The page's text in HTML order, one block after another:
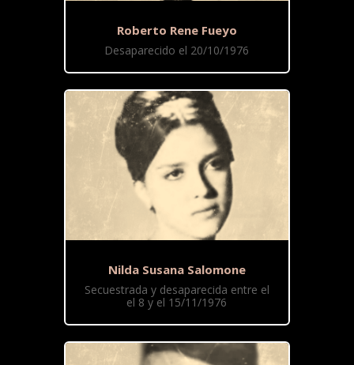
Roberto Rene Fueyo
Desaparecido el 20/10/1976
Nilda Susana Salomone
Secuestrada y desaparecida entre el
el 8 y el 15/11/1976